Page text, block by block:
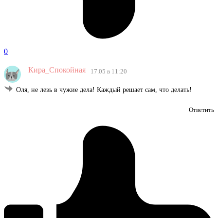
0
Кира_Спокойная 17.05 в 11:20
Оля, не лезь в чужие дела! Каждый решает сам, что делать!
Ответить